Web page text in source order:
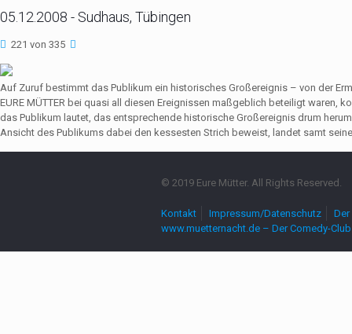
05.12.2008 - Sudhaus, Tübingen
221 von 335
Auf Zuruf bestimmt das Publikum ein historisches Großereignis – von der
EURE MÜTTER bei quasi all diesen Ereignissen maßgeblich beteiligt waren,
das Publikum lautet, das entsprechende historische Großereignis drum
Ansicht des Publikums dabei den kessesten Strich beweist, landet samt
© 2019 Eure Mütter. All Rights Reserved.
Kontakt Impressum/Datenschutz
www.muetternacht.de – Der Comedy-Club